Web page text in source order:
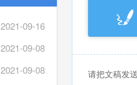
2021-09-16
2021-09-08
2021-09-08
请把文稿发